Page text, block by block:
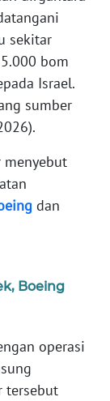
sekitar
bom
Israel.
sumber
menyebut
dan
Boeing
operasi
tersebut